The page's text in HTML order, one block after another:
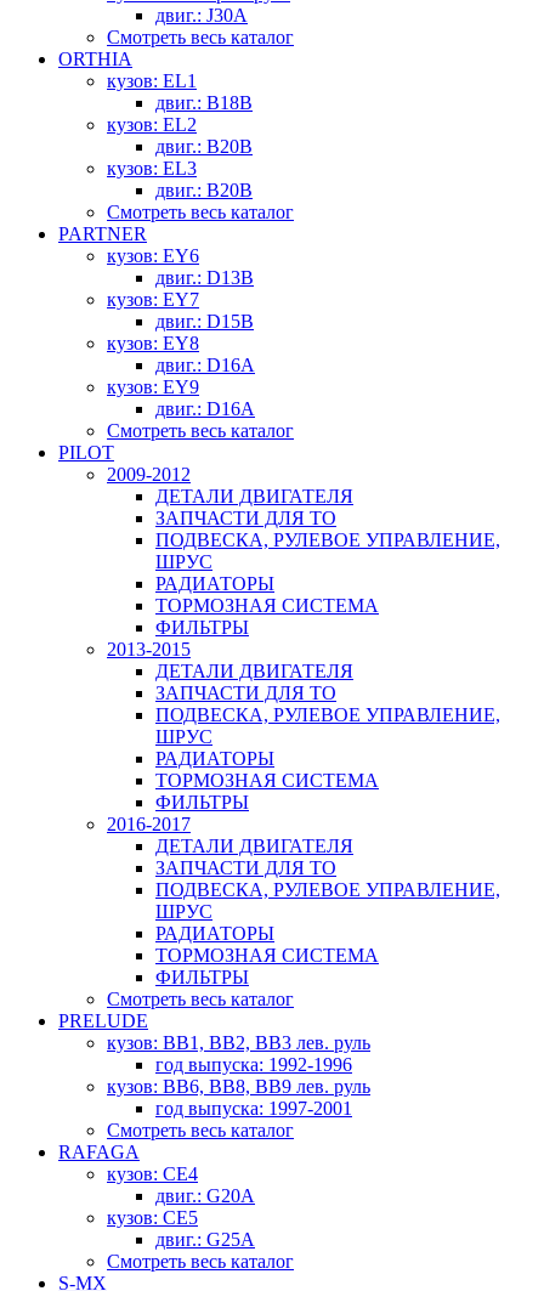
двиг.: J30A
Смотреть весь каталог
ORTHIA
кузов: EL1
двиг.: B18B
кузов: EL2
двиг.: B20B
кузов: EL3
двиг.: B20B
Смотреть весь каталог
PARTNER
кузов: EY6
двиг.: D13B
кузов: EY7
двиг.: D15B
кузов: EY8
двиг.: D16A
кузов: EY9
двиг.: D16A
Смотреть весь каталог
PILOT
2009-2012
ДЕТАЛИ ДВИГАТЕЛЯ
ЗАПЧАСТИ ДЛЯ ТО
ПОДВЕСКА, РУЛЕВОЕ УПРАВЛЕНИЕ,
ШРУС
РАДИАТОРЫ
ТОРМОЗНАЯ СИСТЕМА
ФИЛЬТРЫ
2013-2015
ДЕТАЛИ ДВИГАТЕЛЯ
ЗАПЧАСТИ ДЛЯ ТО
ПОДВЕСКА, РУЛЕВОЕ УПРАВЛЕНИЕ,
ШРУС
РАДИАТОРЫ
ТОРМОЗНАЯ СИСТЕМА
ФИЛЬТРЫ
2016-2017
ДЕТАЛИ ДВИГАТЕЛЯ
ЗАПЧАСТИ ДЛЯ ТО
ПОДВЕСКА, РУЛЕВОЕ УПРАВЛЕНИЕ,
ШРУС
РАДИАТОРЫ
ТОРМОЗНАЯ СИСТЕМА
ФИЛЬТРЫ
Смотреть весь каталог
PRELUDE
кузов: BB1, BB2, BB3 лев. руль
год выпуска: 1992-1996
кузов: BB6, BB8, BB9 лев. руль
год выпуска: 1997-2001
Смотреть весь каталог
RAFAGA
кузов: CE4
двиг.: G20A
кузов: CE5
двиг.: G25A
Смотреть весь каталог
S-MX